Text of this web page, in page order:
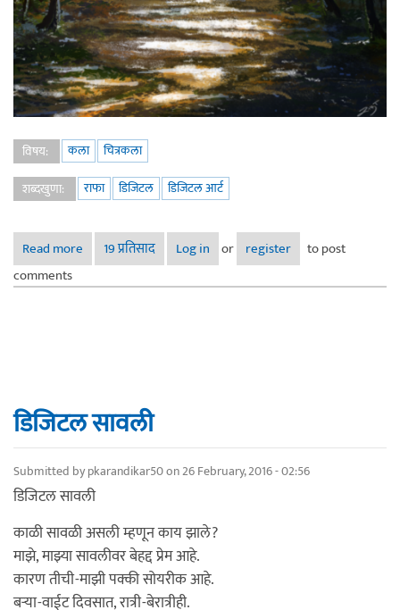
विषय: कला
चित्रकला
शब्दखुणा:
राफा डिजिटल डिजिटल आर्ट
Read more about उजळलेल्या वाटेवर...
19 प्रतिसाद Log in or register
to post
comments
डिजिटल सावली
Submitted bypkarandikar50on 26 February, 2016 - 02:56
डिजिटल सावली
काळी सावळी असली म्हणून काय झाले?
माझे, माझ्या सावलीवर बेहद्द प्रेम आहे.
कारण तीची-माझी पक्की सोयरीक आहे.
बर्‍या-वाईट दिवसात, रात्री-बेरात्रीही.